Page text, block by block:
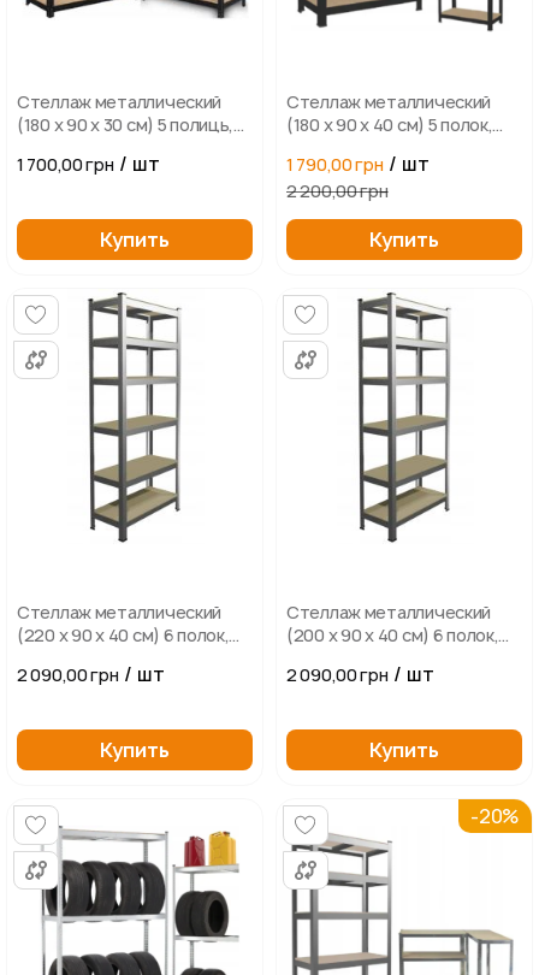
Стеллаж металлический
(180 x 90 x 30 см) 5 полиць,
1 700,00 грн / шт
Купить
Стеллаж металлический
(180 х 90 х 40 см) 5 полок,
(Черный)
1 790,00 грн / шт
2 200,00 грн
Купить
Стеллаж металлический
(220 x 90 x 40 см) 6 полок,
2 090,00 грн / шт
Купить
Стеллаж металлический
(200 x 90 x 40 см) 6 полок,
2 090,00 грн / шт
Купить
-20%